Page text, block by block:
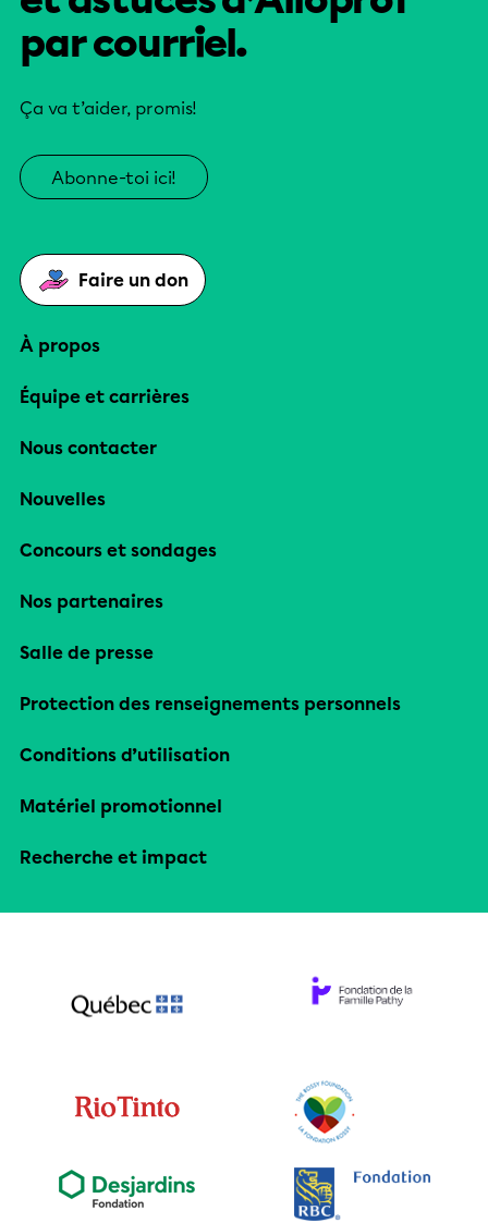
par courriel.
Ça va t’aider, promis!
Abonne-toi ici!
Faire un don
À propos
Équipe et carrières
Nous contacter
Nouvelles
Concours et sondages
Nos partenaires
Salle de presse
Protection des renseignements personnels
Conditions d’utilisation
Matériel promotionnel
Recherche et impact